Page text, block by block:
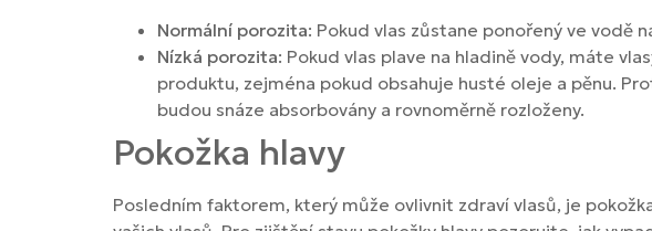
Normální porozita: Pokud vlas zůstane ponořený ve vodě
Nízká porozita: Pokud vlas plave na hladině vody, máte
produktu, zejména pokud obsahuje husté oleje a pěnu.
budou snáze absorbovány a rovnoměrně rozloženy.
Pokožka hlavy
Posledním faktorem, který může ovlivnit zdraví vlasů, je